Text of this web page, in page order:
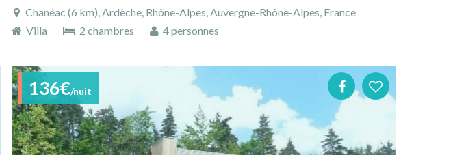
Chanéac (6 km), Ardèche, Rhône-Alpes, Auvergne-Rhône-Alpes, France
Villa
2 chambres 4 personnes
136€/nuit